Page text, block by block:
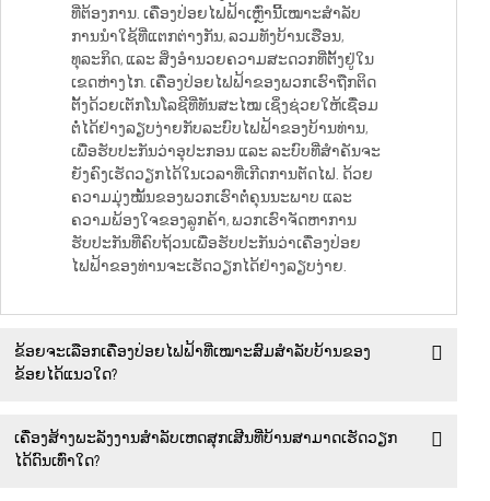
ທີ່ຕ້ອງການ. ເຄື່ອງປ່ອຍໄຟຟ້າເຫຼົ່ານີ້ເໝາະສຳລັບ
ການນຳໃຊ້ທີ່ແຕກຕ່າງກັນ, ລວມທັງບ້ານເຮືອນ,
ທຸລະກິດ, ແລະ ສິ່ງອຳນວຍຄວາມສະດວກທີ່ຕັ້ງຢູ່ໃນ
ເຂດຫ່າງໄກ. ເຄື່ອງປ່ອຍໄຟຟ້າຂອງພວກເຮົາຖືກຕິດ
ຕັ້ງດ້ວຍເຕັກໂນໂລຊີທີ່ທັນສະໄໝ ເຊິ່ງຊ່ວຍໃຫ້ເຊື່ອມ
ຕໍ່ໄດ້ຢ່າງລຽບງ່າຍກັບລະບົບໄຟຟ້າຂອງບ້ານທ່ານ,
ເພື່ອຮັບປະກັນວ່າອຸປະກອນ ແລະ ລະບົບທີ່ສຳຄັນຈະ
ຍັງຄົງເຮັດວຽກໄດ້ໃນເວລາທີ່ເກີດການຕັດໄຟ. ດ້ວຍ
ຄວາມມຸ່ງໝັ້ນຂອງພວກເຮົາຕໍ່ຄຸນນະພາບ ແລະ
ຄວາມພ້ອງໃຈຂອງລູກຄ້າ, ພວກເຮົາຈັດຫາການ
ຮັບປະກັນທີ່ຄົບຖ້ວນເພື່ອຮັບປະກັນວ່າເຄື່ອງປ່ອຍ
ໄຟຟ້າຂອງທ່ານຈະເຮັດວຽກໄດ້ຢ່າງລຽບງ່າຍ.
ຂ້ອຍຈະເລືອກເຄື່ອງປ່ອຍໄຟຟ້າທີ່ເໝາະສົມສຳລັບບ້ານຂອງ
ຂ້ອຍໄດ້ແນວໃດ?
ເຄື່ອງສ້າງພະລັງງານສຳລັບເຫດສຸກເສີນທີ່ບ້ານສາມາດເຮັດວຽກ
ໄດ້ດົນເທົ່າໃດ?